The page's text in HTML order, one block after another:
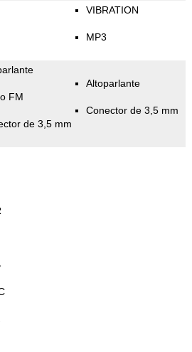
VIBRATION
MP3
FM
de 3,5 mm
Altoparlante
Conector de 3,5 mm